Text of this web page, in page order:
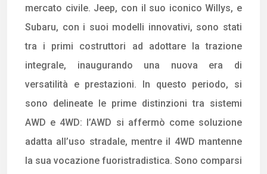
mercato civile. Jeep, con il suo iconico Willys, e
Subaru, con i suoi modelli innovativi, sono stati
tra i primi costruttori ad adottare la trazione
integrale, inaugurando una nuova era di
versatilità e prestazioni. In questo periodo, si
sono delineate le prime distinzioni tra sistemi
AWD e 4WD: l’AWD si affermò come soluzione
adatta all’uso stradale, mentre il 4WD mantenne
la sua vocazione fuoristradistica. Sono comparsi